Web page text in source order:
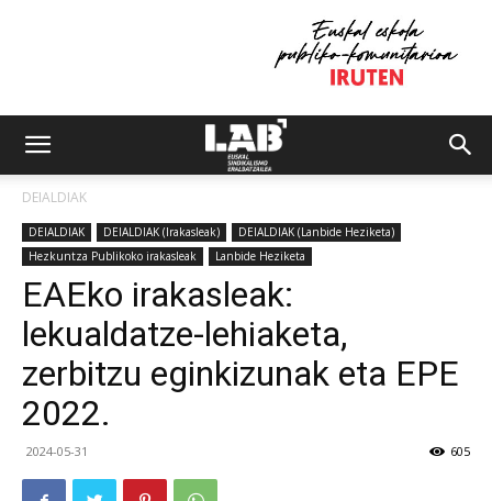
DEIALDIAK
DEIALDIAK DEIALDIAK (Irakasleak)
DEIALDIAK (Lanbide Heziketa)
Hezkuntza Publikoko irakasleak
Lanbide Heziketa
EAEko irakasleak:
lekualdatze-lehiaketa,
zerbitzu eginkizunak eta EPE
2022.
2024-05-31 605